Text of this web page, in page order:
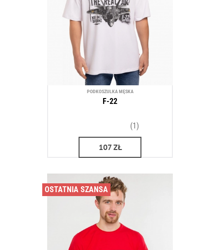
PODKOSZULKA MĘSKA
F-22
(1)
107ZŁ
OSTATNIA SZANSA